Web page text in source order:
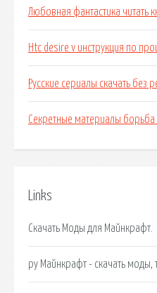
Любовная фантастика читать
Htc desire v инструкция по
Русские сериалы скачать без
Секретные материалы борьба
Links
Скачать Моды для Майнкрафт.
ру Майнкрафт - скачать моды,